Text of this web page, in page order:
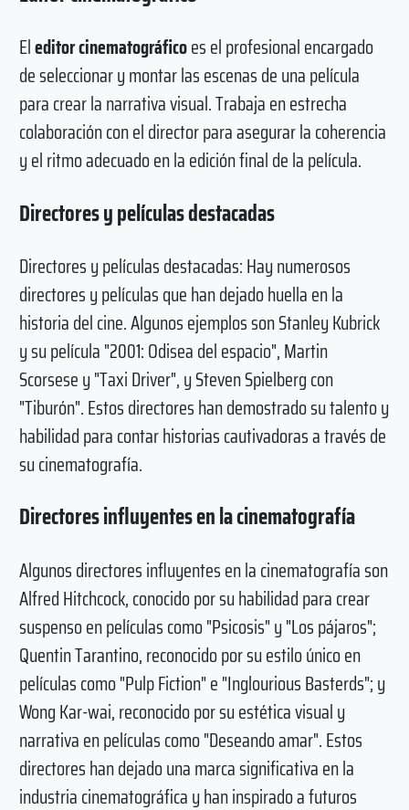
Eleditor cinematográficoes el profesional encargado
de seleccionar y montar las escenas de una película
para crear la narrativa visual. Trabaja en estrecha
colaboración con el director para asegurar la coherencia
y el ritmo adecuado en la edición final de la película.
Directores y películas destacadas
Directores y películas destacadas: Hay numerosos
directores y películas que han dejado huella en la
historia del cine. Algunos ejemplos son Stanley Kubrick
y su película "2001: Odisea del espacio", Martin
Scorsese y "Taxi Driver", y Steven Spielberg con
"Tiburón". Estos directores han demostrado su talento y
habilidad para contar historias cautivadoras a través de
su cinematografía.
Directores influyentes en la cinematografía
Algunos directores influyentes en la cinematografía son
Alfred Hitchcock, conocido por su habilidad para crear
suspenso en películas como "Psicosis" y "Los pájaros";
Quentin Tarantino, reconocido por su estilo único en
películas como "Pulp Fiction" e "Inglourious Basterds"; y
Wong Kar-wai, reconocido por su estética visual y
narrativa en películas como "Deseando amar". Estos
directores han dejado una marca significativa en la
industria cinematográfica y han inspirado a futuros